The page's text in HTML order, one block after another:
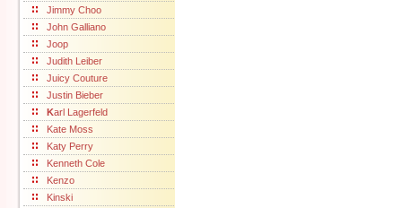
Jimmy Choo
John Galliano
Joop
Judith Leiber
Juicy Couture
Justin Bieber
Karl Lagerfeld
Kate Moss
Katy Perry
Kenneth Cole
Kenzo
Kinski